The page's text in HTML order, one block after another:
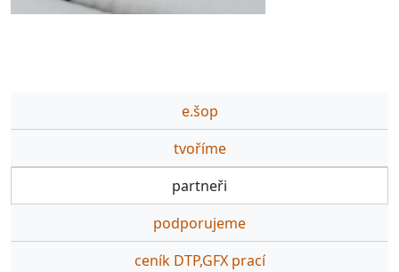
e.šop
tvoříme
partneři
podporujeme
ceník DTP,GFX prací